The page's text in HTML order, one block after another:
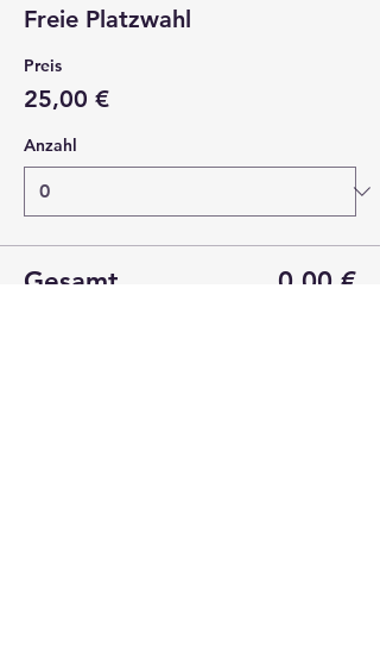
Freie Platzwahl
Preis
25,00 €
Anzahl
Gesamt 0,00 €